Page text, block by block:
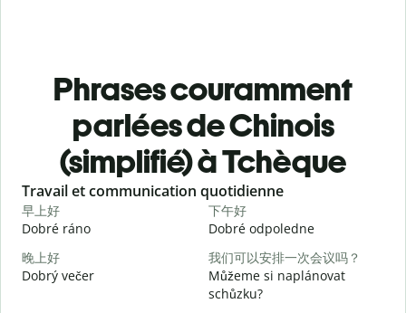
Phrases couramment
parlées de Chinois
(simplifié) à Tchèque
Slide 1 of 6
Travail et communication quotidienne
早上好
Dobré ráno
下午好
Dobré odpoledne
晚上好
Dobrý večer
我们可以安排一次会议吗？
Můžeme si naplánovat
schůzku?